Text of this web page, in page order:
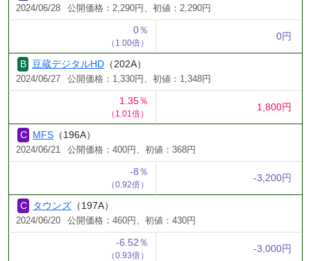
2024/06/28 公開価格：2,290円、初値：2,290円
0％
（1.00倍）
0円
豆蔵デジタルHD （202A）
2024/06/27 公開価格：1,330円、初値：1,348円
1.35％
（1.01倍）
1,800円
MFS （196A）
2024/06/21 公開価格：400円、初値：368円
-8％
（0.92倍）
-3,200円
タウンズ （197A）
2024/06/20 公開価格：460円、初値：430円
-6.52％
（0.93倍）
-3,000円